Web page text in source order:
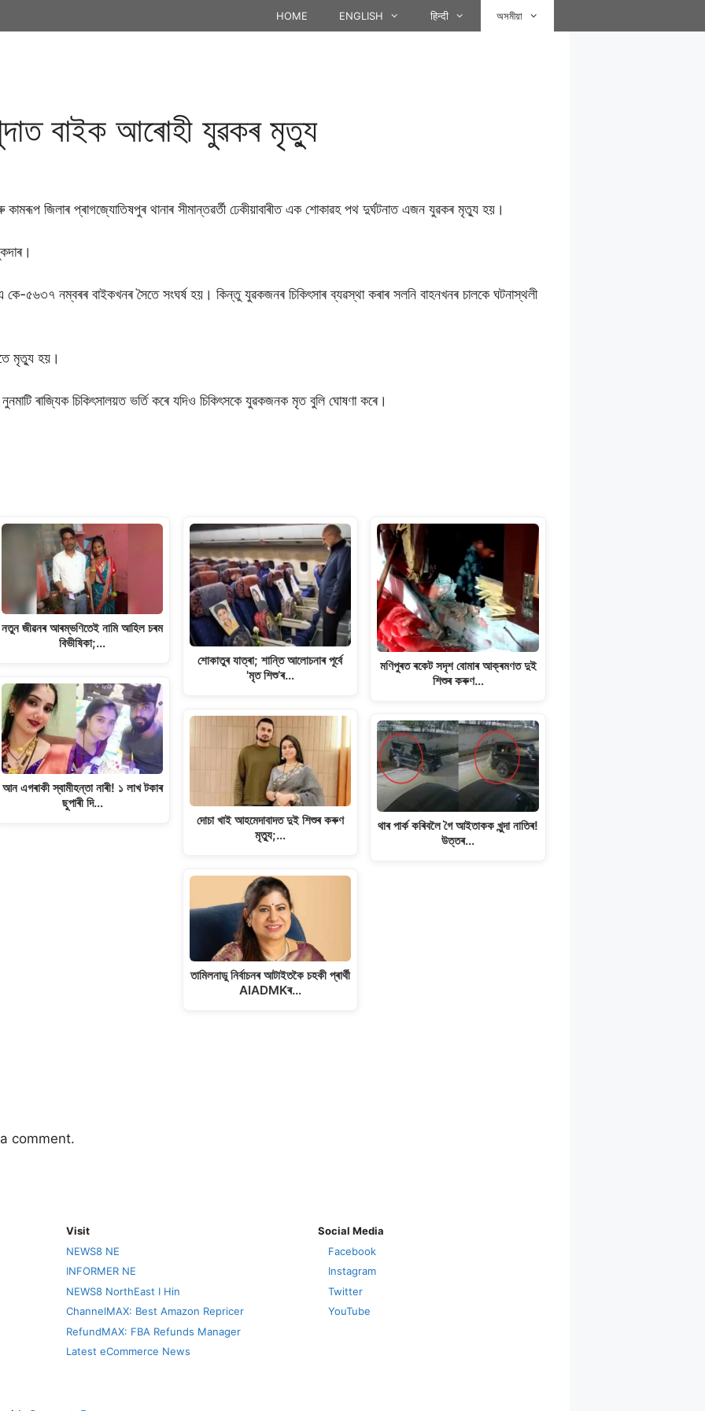
HOME ENGLISH हिन्दी অসমীয়া
বাইক আৰােহী যুৱকৰ মৃত্যু
কামৰূপ জিলাৰ প্ৰাগজ্যোতিষপুৰ থানাৰ সীমান্তৱৰ্তী ঢেকীয়াবাৰীত এক শোকাৱহ পথ দুৰ্ঘটনাত এজন যুৱকৰ মৃত্যু হয়।
কে-৫৬৩৭ নম্বৰৰ বাইকখনৰ সৈতে সংঘৰ্ষ হয়। কিন্তু যুৱকজনৰ চিকিৎসাৰ ব্যৱস্থা কৰাৰ সলনি বাহনখনৰ চালকে ঘটনাস্থলী
মৃত্যু হয়।
ৰাজ্যিক চিকিৎসালয়ত ভৰ্তি কৰে যদিও চিকিৎসকে যুৱকজনক মৃত বুলি ঘোষণা কৰে।
e
নতুন জীৱনৰ আৰম্ভণিতেই নামি আহিল চৰম
বিভীষিকা;…
আন এগৰাকী স্বামীহন্তা নাৰী! ১ লাখ টকাৰ
ছুপাৰী দি…
শোকাতুৰ যাত্ৰা; শান্তি আলোচনাৰ পূৰ্বে
'মৃত শিশু’ৰ…
দোচা খাই আহমেদাবাদত দুই শিশুৰ কৰুণ
মৃত্যু;…
তামিলনাডু নিৰ্বাচনৰ আটাইতকৈ চহকী প্ৰাৰ্থী
AIADMKৰ…
মণিপুৰত ৰকেট সদৃশ বোমাৰ আক্ৰমণত দুই
শিশুৰ কৰুণ…
থাৰ পাৰ্ক কৰিবলৈ গৈ আইতাকক খুন্দা নাতিৰ!
উত্তৰ…
comment.
Visit
NEWS8 NE
INFORMER NE
NEWS8 NorthEast I Hin
ChannelMAX: Best Amazon Repricer
RefundMAX: FBA Refunds Manager
Latest eCommerce News
Social Media
Facebook
Instagram
Twitter
YouTube